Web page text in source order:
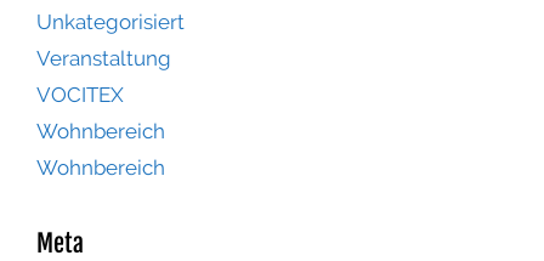
Unkategorisiert
Veranstaltung
VOCITEX
Wohnbereich
Wohnbereich
Meta